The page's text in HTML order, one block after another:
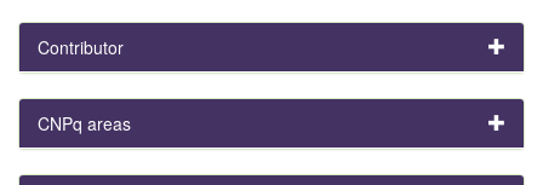
Contributor
CNPq areas